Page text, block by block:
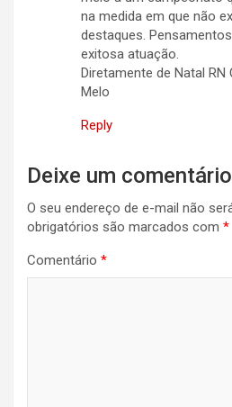
na medida em que não
destaques.
exitosa atuação.
Diretamente de Natal RN
Melo
Reply
Deixe um comentário
O seu endereço de e-mail não
obrigatórios são marcados com *
Comentário *